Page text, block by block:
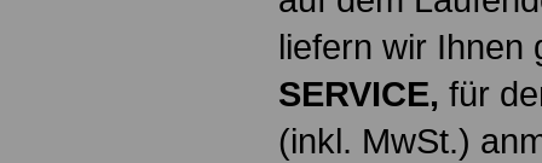
liefern wir
SERVICE, für
(inkl. MwSt.)